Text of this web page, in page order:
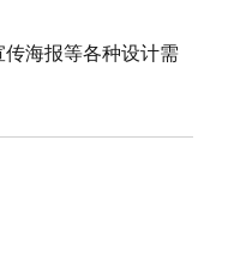
海报等各种设计需